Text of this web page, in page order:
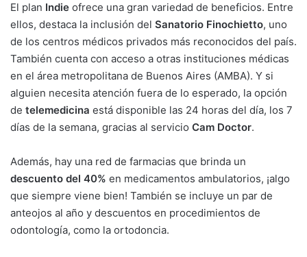
El plan Indie ofrece una gran variedad de beneficios. Entre
ellos, destaca la inclusión del Sanatorio Finochietto, uno
de los centros médicos privados más reconocidos del país.
También cuenta con acceso a otras instituciones médicas
en el área metropolitana de Buenos Aires (AMBA). Y si
alguien necesita atención fuera de lo esperado, la opción
de telemedicina está disponible las 24 horas del día, los 7
días de la semana, gracias al servicio Cam Doctor.
Además, hay una red de farmacias que brinda un
descuento del 40% en medicamentos ambulatorios, ¡algo
que siempre viene bien! También se incluye un par de
anteojos al año y descuentos en procedimientos de
odontología, como la ortodoncia.